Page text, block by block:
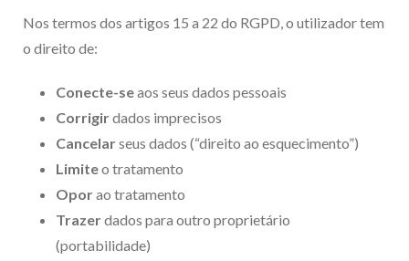
Nos termos dos artigos 15 a 22 do RGPD, o utilizador tem
o direito de:
Conecte-seaos seus dados pessoais
Corrigirdados imprecisos
Cancelarseus dados (“direito ao esquecimento”)
Limiteo tratamento
Oporao tratamento
Trazerdados para outro proprietário
(portabilidade)